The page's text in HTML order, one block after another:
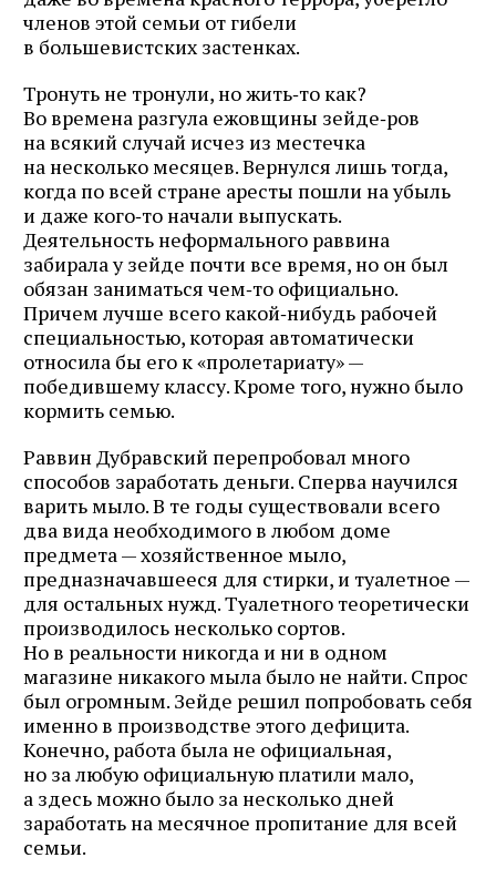
членов этой семьи от гибели
в большевистских застенках.
Тронуть не тронули, но жить‑то как?
Во времена разгула ежовщины зейде‑ров
на всякий случай исчез из местечка
на несколько месяцев. Вернулся лишь тогда,
когда по всей стране аресты пошли на убыль
и даже кого‑то начали выпускать.
Деятельность неформального раввина
забирала у зейде почти все время, но он был
обязан заниматься чем‑то официально.
Причем лучше всего какой‑нибудь рабочей
специальностью, которая автоматически
относила бы его к «пролетариату» —
победившему классу. Кроме того, нужно было
кормить семью.
Раввин Дубравский перепробовал много
способов заработать деньги. Сперва научился
варить мыло. В те годы существовали всего
два вида необходимого в любом доме
предмета — хозяйственное мыло,
предназначавшееся для стирки, и туалетное —
для остальных нужд. Туалетного теоретически
производилось несколько сортов.
Но в реальности никогда и ни в одном
магазине никакого мыла было не найти. Спрос
был огромным. Зейде решил попробовать себя
именно в производстве этого дефицита.
Конечно, работа была не официальная,
но за любую официальную платили мало,
а здесь можно было за несколько дней
заработать на месячное пропитание для всей
семьи.